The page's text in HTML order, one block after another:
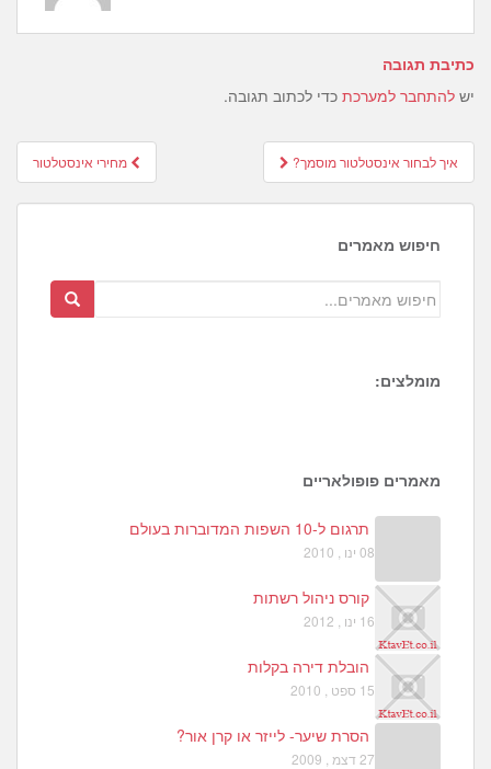
כתיבת תגובה
יש להתחבר למערכת כדי לכתוב תגובה.
Post
navigation
מחירי אינסטלטור איך לבחור אינסטלטור מוסמך?
חיפוש מאמרים
מומלצים:
2
מאמרים פופולאריים
תרגום ל-10 השפות המדוברות בעולם
08 ינו , 2010
קורס ניהול רשתות
16 ינו , 2012
הובלת דירה בקלות
15 ספט , 2010
הסרת שיער- לייזר או קרן אור?
27 דצמ , 2009